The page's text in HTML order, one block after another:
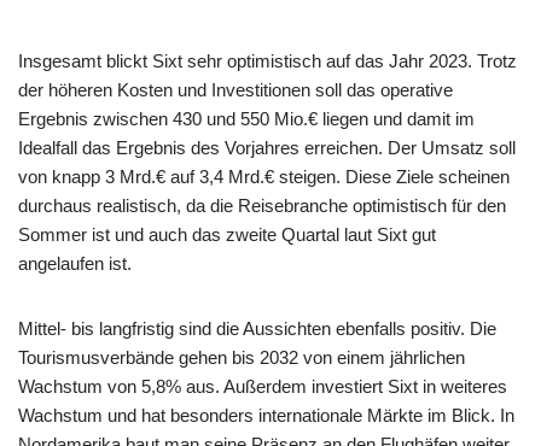
Insgesamt blickt Sixt sehr optimistisch auf das Jahr 2023. Trotz
der höheren Kosten und Investitionen soll das operative
Ergebnis zwischen 430 und 550 Mio.€ liegen und damit im
Idealfall das Ergebnis des Vorjahres erreichen. Der Umsatz soll
von knapp 3 Mrd.€ auf 3,4 Mrd.€ steigen. Diese Ziele scheinen
durchaus realistisch, da die Reisebranche optimistisch für den
Sommer ist und auch das zweite Quartal laut Sixt gut
angelaufen ist.
Mittel- bis langfristig sind die Aussichten ebenfalls positiv. Die
Tourismusverbände gehen bis 2032 von einem jährlichen
Wachstum von 5,8% aus. Außerdem investiert Sixt in weiteres
Wachstum und hat besonders internationale Märkte im Blick. In